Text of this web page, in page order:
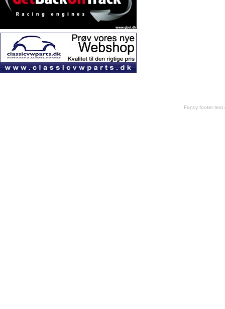
Fancy footer